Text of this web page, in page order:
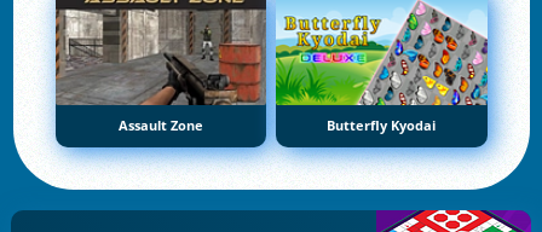
Assault Zone Butterfly Kyodai